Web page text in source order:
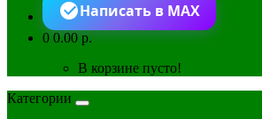
Написать в MAX
00.00 р.
В корзине пусто!
Категории